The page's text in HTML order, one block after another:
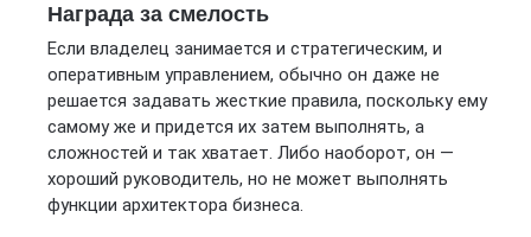
Награда за смелость
Если владелец занимается и стратегическим, и
оперативным управлением, обычно он даже не
решается задавать жесткие правила, поскольку ему
самому же и придется их затем выполнять, а
сложностей и так хватает. Либо наоборот, он —
хороший руководитель, но не может выполнять
функции архитектора бизнеса.